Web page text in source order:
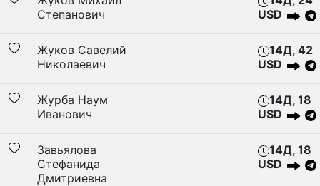
Степанович
USD
Жуков Савелий
Николаевич
14Д, 42
USD
Журба Наум
Иванович
14Д, 18
USD
Завьялова
Стефанида
Дмитриевна
14Д, 18
USD